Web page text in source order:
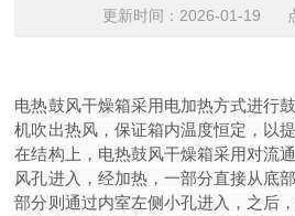
更新时间：2026-01-19
电热鼓风干燥箱采用电加热方式进行
机吹出热风，保证箱内温度恒定，以
在结构上，电热鼓风干燥箱采用对流
风孔进入，经加热，一部分直接从底
部分则通过内室左侧小孔进入，之后